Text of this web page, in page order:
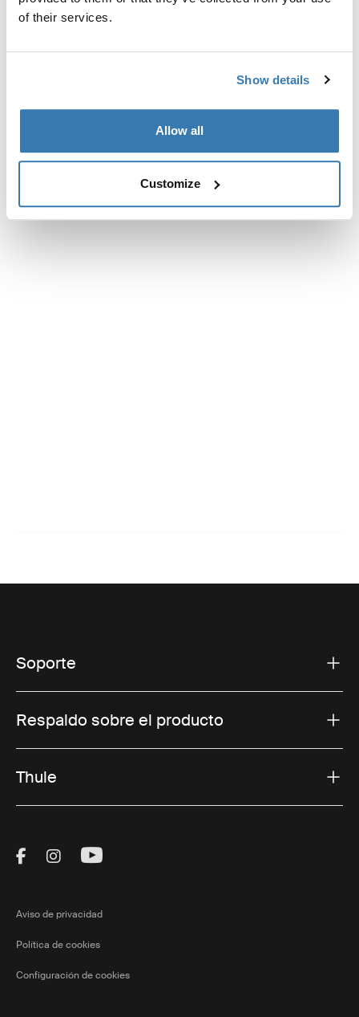
of their services.
Show details
Allow all
Customize
Soporte
Respaldo sobre el producto
Thule
Visit Thule on Facebook (external link)
Visit Thule on Instagram (external link)
Visit Thule on Youtube (external
Aviso de privacidad
Política de cookies
Configuración de cookies